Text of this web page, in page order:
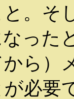
。そ
った
から）
必要